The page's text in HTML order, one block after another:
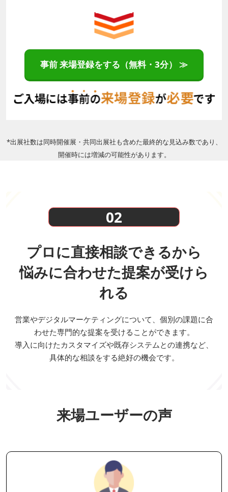
事前 来場登録をする（無料・3分） ≫
*出展社数は同時開催展・共同出展社も含めた最終的な見込み数であり、
開催時には増減の可能性があります。
02
プロに直接相談できるから
悩みに合わせた提案が受けら
れる
営業やデジタルマーケティングについて、個別の課題に合
わせた専門的な提案を受けることができます。
導入に向けたカスタマイズや既存システムとの連携など、
具体的な相談をする絶好の機会です。
来場ユーザーの声